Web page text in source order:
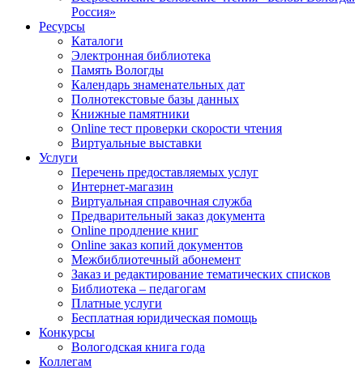
Россия»
Ресурсы
Каталоги
Электронная библиотека
Память Вологды
Календарь знаменательных дат
Полнотекстовые базы данных
Книжные памятники
Online тест проверки скорости чтения
Виртуальные выставки
Услуги
Перечень предоставляемых услуг
Интернет-магазин
Виртуальная справочная служба
Предварительный заказ документа
Online продление книг
Online заказ копий документов
Межбиблиотечный абонемент
Заказ и редактирование тематических списков
Библиотека – педагогам
Платные услуги
Бесплатная юридическая помощь
Конкурсы
Вологодская книга года
Коллегам